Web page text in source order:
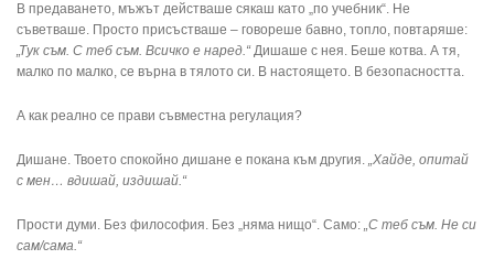
В предаването, мъжът действаше сякаш като „по учебник“. Не
съветваше. Просто присъстваше – говореше бавно, топло, повтаряше:
„Тук съм. С теб съм. Всичко е наред.“Дишаше с нея. Беше котва. А тя,
малко по малко, се върна в тялото си. В настоящето. В безопасността.
А как реално се прави съвместна регулация?
Дишане. Твоето спокойно дишане е покана към другия. „Хайде, опитай
с мен… вдишай, издишай.“
Прости думи. Без философия. Без „няма нищо“. Само: „С теб съм. Не си
сам/сама.“